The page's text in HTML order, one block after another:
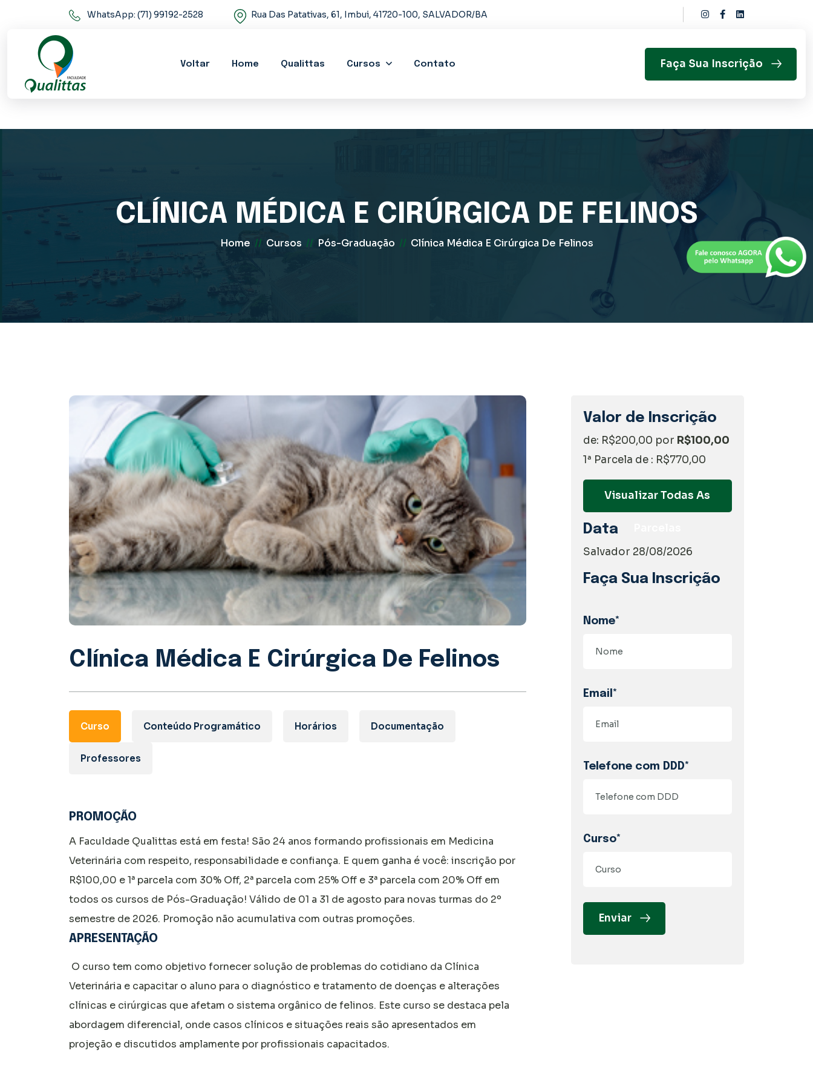
WhatsApp: (71) 99192-2528 Rua Das Patativas, 61, Imbui, 41720-100, SALVADOR/BA
Voltar Home Qualittas Cursos Contato Faça Sua Inscrição
CLÍNICA MÉDICA E CIRÚRGICA DE FELINOS
Home // Cursos // Pós-Graduação // Clínica Médica E Cirúrgica De Felinos
Clínica Médica E Cirúrgica De Felinos
Curso Conteúdo Programático Horários Documentação
Professores
PROMOÇÃO
A Faculdade Qualittas está em festa! São 24 anos formando profissionais em Medicina
Veterinária com respeito, responsabilidade e confiança. E quem ganha é você: inscrição por
R$100,00 e 1ª parcela com 30% Off, 2ª parcela com 25% Off e 3ª parcela com 20% Off em
todos os cursos de Pós-Graduação! Válido de 01 a 31 de agosto para novas turmas do 2º
semestre de 2026. Promoção não acumulativa com outras promoções.
APRESENTAÇÃO
O curso tem como objetivo fornecer solução de problemas do cotidiano da Clínica
Veterinária e capacitar o aluno para o diagnóstico e tratamento de doenças e alterações
clínicas e cirúrgicas que afetam o sistema orgânico de felinos. Este curso se destaca pela
abordagem diferencial, onde casos clínicos e situações reais são apresentados em
projeção e discutidos amplamente por profissionais capacitados.
Valor de Inscrição
de: R$200,00 por R$100,00
1ª Parcela de : R$770,00
Visualizar Todas As
Data
Salvador 28/08/2026
Faça Sua Inscrição
Nome*
Email*
Telefone com DDD*
Curso*
Enviar